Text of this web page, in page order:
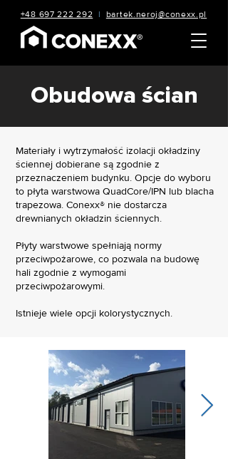
+48 697 222 292 | bartek.neroj@conexx.pl
Obudowa ścian
Materiały i wytrzymałość izolacji okładziny
ściennej dobierane są zgodnie z
przeznaczeniem budynku. Opcje do wyboru
to płyta warstwowa QuadCore/IPN lub blacha
trapezowa. Conexx® nie dostarcza
drewnianych okładzin ściennych.
Płyty warstwowe spełniają normy
przeciwpożarowe, co pozwala na budowę
hali zgodnie z wymogami
przeciwpożarowymi.
Istnieje wiele opcji kolorystycznych.